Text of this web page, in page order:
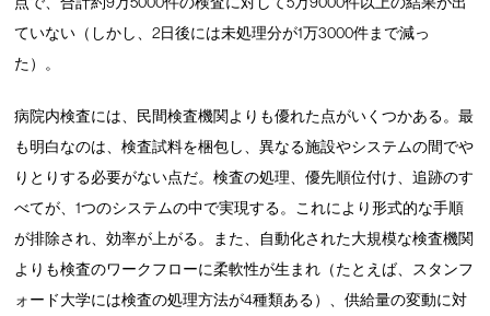
ていない（しかし、2日後には未処理分が1万3000件まで減っ
た）。
病院内検査には、民間検査機関よりも優れた点がいくつかある。最
も明白なのは、検査試料を梱包し、異なる施設やシステムの間でや
りとりする必要がない点だ。検査の処理、優先順位付け、追跡のす
べてが、1つのシステムの中で実現する。これにより形式的な手順
が排除され、効率が上がる。また、自動化された大規模な検査機関
よりも検査のワークフローに柔軟性が生まれ（たとえば、スタンフ
ォード大学には検査の処理方法が4種類ある）、供給量の変動に対